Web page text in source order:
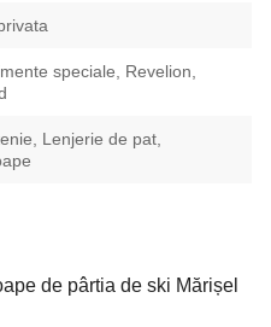
speciale, Revelion,
Lenjerie de pat,
de pârtia de ski Mărișel